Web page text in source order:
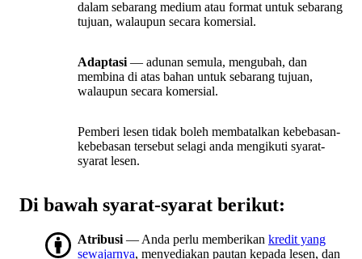
dalam sebarang medium atau format untuk sebarang
tujuan, walaupun secara komersial.
Adaptasi— adunan semula, mengubah, dan
membina di atas bahan untuk sebarang tujuan,
walaupun secara komersial.
Pemberi lesen tidak boleh membatalkan kebebasan-
kebebasan tersebut selagi anda mengikuti syarat-
syarat lesen.
Di bawah syarat-syarat berikut:
Atribusi — Anda perlu memberikan kredit yang
sewajarnya, menyediakan pautan kepada lesen, dan